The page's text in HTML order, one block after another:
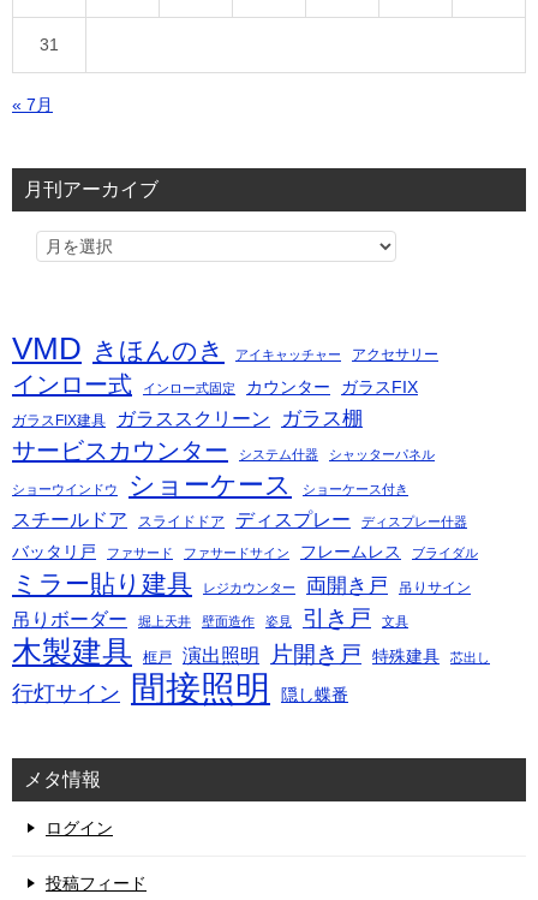
31
« 7月
月刊アーカイブ
VMD きほんのき アイキャッチャー アクセサリー
インロー式 インロー式固定 カウンター ガラスFIX
ガラスFIX建具 ガラススクリーン ガラス棚
サービスカウンター システム什器 シャッターパネル
ショーウインドウ ショーケース ショーケース付き
スチールドア スライドドア ディスプレー ディスプレー什器
バッタリ戸 ファサード ファサードサイン フレームレス ブライダル
ミラー貼り建具 レジカウンター 両開き戸 吊りサイン
吊りボーダー 堀上天井 壁面造作 姿見 引き戸 文具
木製建具 框戸 演出照明 片開き戸 特殊建具 芯出し
行灯サイン 間接照明 隠し蝶番
メタ情報
ログイン
投稿フィード